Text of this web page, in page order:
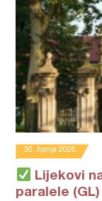
30. lipnja 2026.
Lijekovi
paralele (GL)